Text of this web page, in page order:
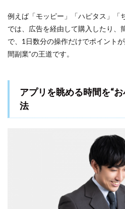
例えば「モッピー」「ハピタス」「
では、広告を経由して購入したり、
で、1日数分の操作だけでポイント
間副業”の王道です。
アプリを眺める時間を“
法